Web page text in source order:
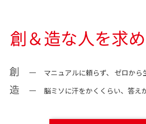
創＆造な人を求
創 マニュアルに頼らず、 ゼロから
造 脳ミソに汗をかくくらい、 答え